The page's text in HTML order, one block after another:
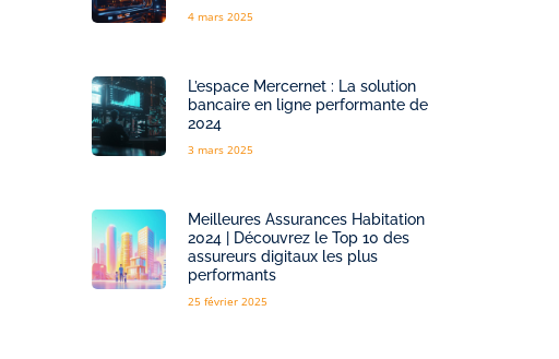
4 mars 2025
L’espace Mercernet : La solution
bancaire en ligne performante de
2024
3 mars 2025
Meilleures Assurances Habitation
2024 | Découvrez le Top 10 des
assureurs digitaux les plus
performants
25 février 2025